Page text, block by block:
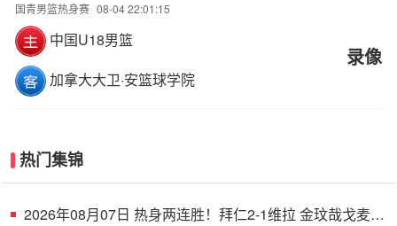
国青男篮热身赛 08-04 22:01:15
中国U18男篮
加拿大大卫·安篮球学院
录像
热门集锦
2026年08月07日 热身两连胜！拜仁2-1维拉 金玟哉戈麦斯